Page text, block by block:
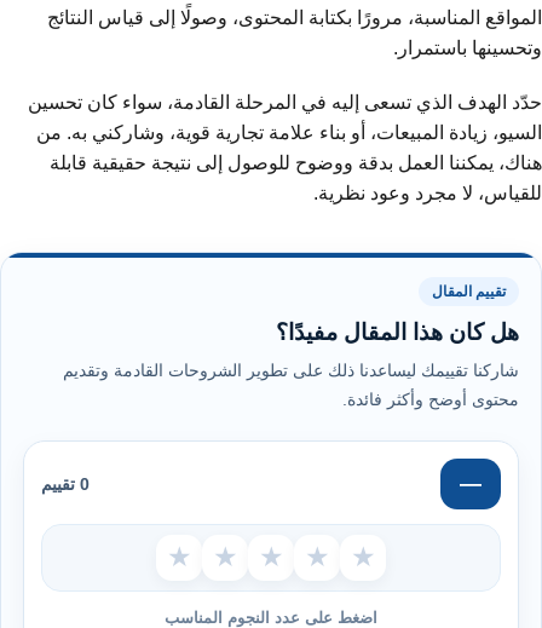
المواقع المناسبة، مرورًا بكتابة المحتوى، وصولًا إلى قياس النتائج
وتحسينها باستمرار.
حدّد الهدف الذي تسعى إليه في المرحلة القادمة، سواء كان تحسين
السيو، زيادة المبيعات، أو بناء علامة تجارية قوية، وشاركني به. من
هناك، يمكننا العمل بدقة ووضوح للوصول إلى نتيجة حقيقية قابلة
للقياس، لا مجرد وعود نظرية.
تقييم المقال
هل كان هذا المقال مفيدًا؟
شاركنا تقييمك ليساعدنا ذلك على تطوير الشروحات القادمة وتقديم
محتوى أوضح وأكثر فائدة.
— 0 تقييم
★ ★ ★ ★ ★
اضغط على عدد النجوم المناسب